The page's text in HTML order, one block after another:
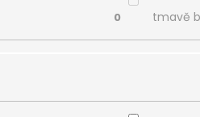
0 tmavě